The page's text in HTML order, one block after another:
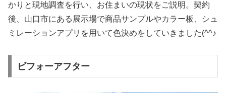
かりと現地調査を行い、お住まいの現状をご説明。契約
後、山口市にある展示場で商品サンプルやカラー板、シュ
ミレーションアプリを用いて色決めをしていきました(^^♪
ビフォーアフター